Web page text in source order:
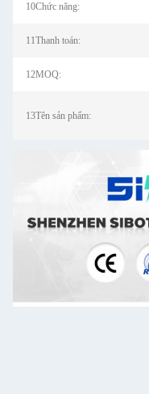
10Chức năng:
11Thanh toán:
12MOQ:
13Tên sản phẩm: